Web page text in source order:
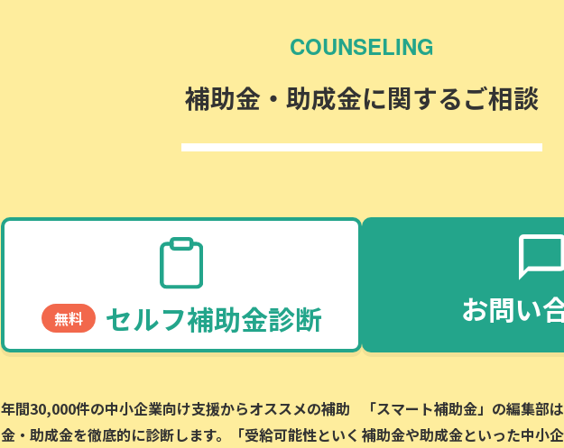
COUNSELING
補助金・助成金に関するご相談
無料 セルフ補助金診断
年間30,000件の中小企業向け支援からオススメの補助
金・助成金を徹底的に診断します。「受給可能性といく
お問い
「スマート補助金」の編集部
補助金や助成金といった中小